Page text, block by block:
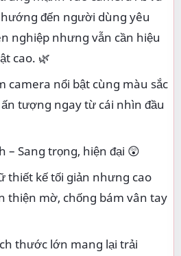
đến người dùng yêu
nghiệp nhưng vẫn cần hiệu
cao. 🌿
camera nổi bật cùng màu sắc
tượng ngay từ cái nhìn đầu
– Sang trọng, hiện đại 😲
thiết kế tối giản nhưng cao
thiện mờ, chống bám vân tay
thước lớn mang lại trải